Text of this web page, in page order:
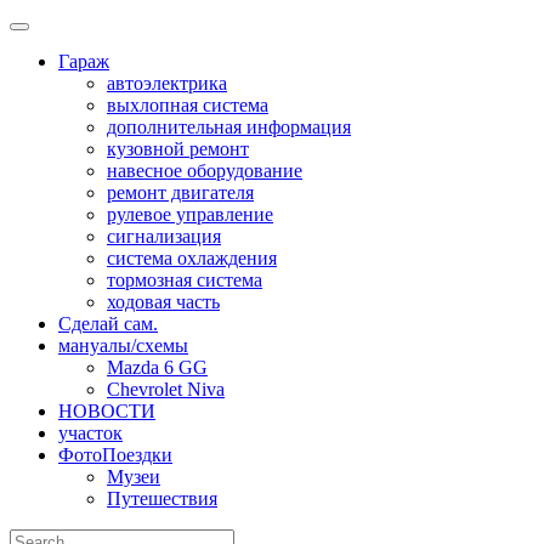
Skip
contentГараж
автоэлектрика
выхлопная система
дополнительная информация
кузовной ремонт
навесное оборудование
ремонт двигателя
рулевое управление
сигнализация
система охлаждения
тормозная система
ходовая часть
Сделай сам.
мануалы/схемы
Mazda 6 GG
Chevrolet Niva
НОВОСТИ
участок
ФотоПоездки
Музеи
Путешествия
Search